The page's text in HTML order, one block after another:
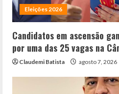
Eleições 2026
Candidatos em ascensão
por uma das 25 vagas na
Claudemi Batista agosto 7, 2026